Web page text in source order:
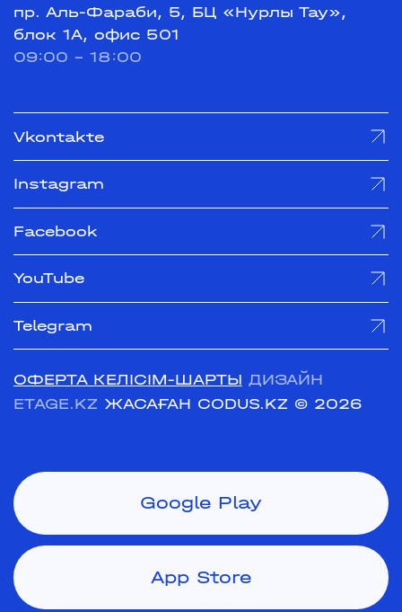
пр. Аль-Фараби, 5, БЦ «Нурлы Тау»,
блок 1А, офис 501
09:00 - 18:00
Vkontakte
Instagram
Facebook
YouTube
Telegram
ОФЕРТА КЕЛІСІМ-ШАРТЫ ДИЗАЙН
ETAGE.KZ ЖАСАҒАН CODUS.KZ © 2026
Google Play
App Store